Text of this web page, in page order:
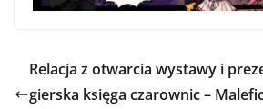
Relacja z otwarcia wystawy i
gierska księga czarownic –